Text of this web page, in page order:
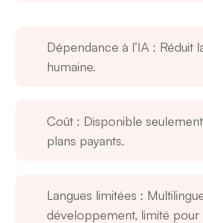
Dépendance à l’IA : Réduit
humaine.
Coût : Disponible
plans payants.
Langues limitées :
développement, limité pour